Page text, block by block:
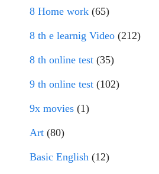
8 Home work (65)
8 th e learnig Video (212)
8 th online test (35)
9 th online test (102)
9x movies (1)
Art (80)
Basic English (12)